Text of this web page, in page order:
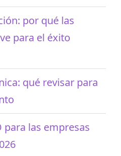
por qué las
para el éxito
qué revisar para
para las empresas